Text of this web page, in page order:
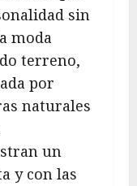
sin
moda
terreno,
por
naturales
un
y con las